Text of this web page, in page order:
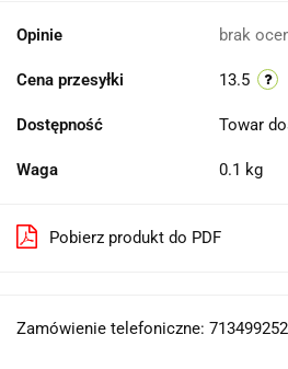
Opinie brak
Cena przesyłki 13.5
Dostępność Towar
Waga 0.1 kg
Pobierz produkt do PDF
Zamówienie telefoniczne: 713499252